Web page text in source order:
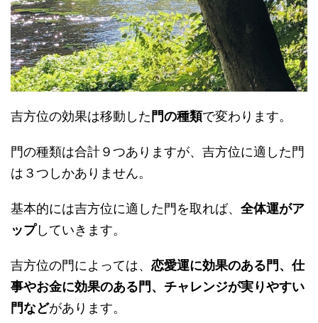
吉方位の効果は移動した門の種類で変わります。
門の種類は合計９つありますが、吉方位に適した門
は３つしかありません。
基本的には吉方位に適した門を取れば、 全体運がア
ップしていきます。
吉方位の門によっては、 恋愛運に効果のある門、仕
事やお金に効果のある門、チャレンジが実りやすい
門などがあります。